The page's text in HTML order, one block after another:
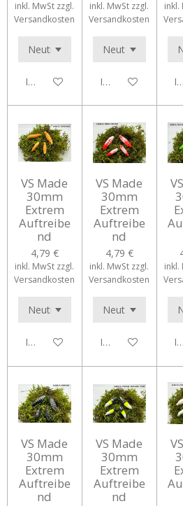
inkl. MwSt zzgl.
Versandkosten
In den Warenkorb
inkl. MwSt zzgl.
Versandkosten
In den Warenkorb
inkl.
VS Made
30mm
Extrem
Auftreibe
nd
4,79 €
inkl. MwSt zzgl.
Versandkosten
In den Warenkorb
VS Made
30mm
Extrem
Auftreibe
nd
4,79 €
inkl. MwSt zzgl.
Versandkosten
In den Warenkorb
inkl.
VS Made
30mm
Extrem
Auftreibe
nd
VS Made
30mm
Extrem
Auftreibe
nd